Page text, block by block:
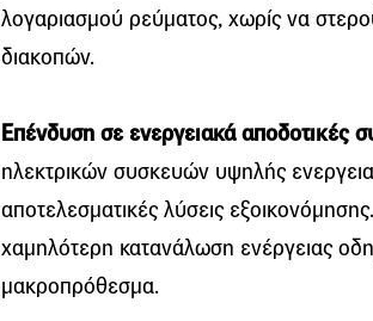
λογαριασμού ρεύματος, χωρίς να
διακοπών.
Επένδυση σε ενεργειακά αποδοτικές
ηλεκτρικών συσκευών υψηλής
αποτελεσματικές λύσεις
χαμηλότερη κατανάλωση ενέργειας
μακροπρόθεσμα.